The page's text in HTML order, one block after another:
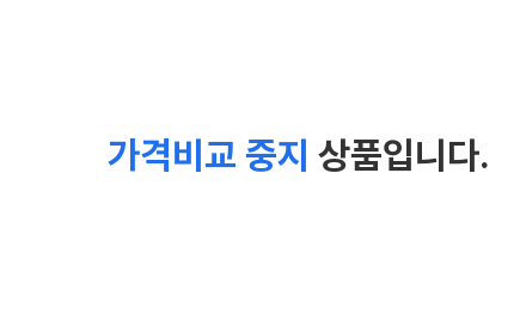
가격비교 중지 상품입니다.